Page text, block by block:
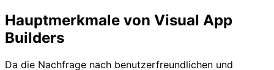
Hauptmerkmale von Visual App
Builders
Da die Nachfrage nach benutzerfreundlichen und